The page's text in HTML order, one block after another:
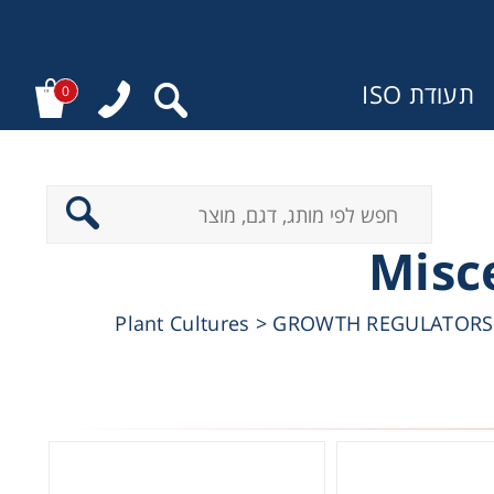
תעודת ISO 0
> GROWTH REGULATORS